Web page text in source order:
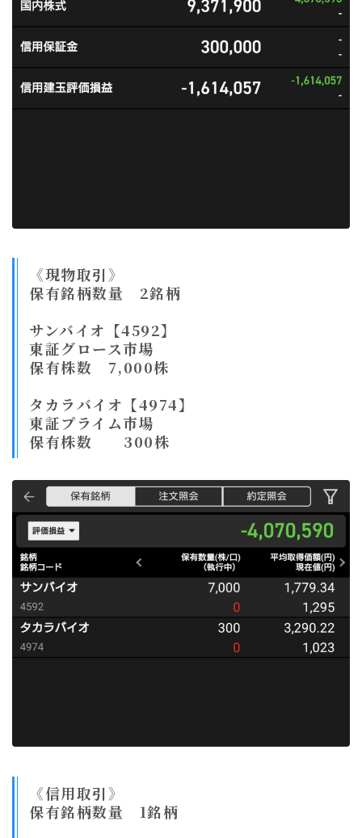
《現物取引》
保有銘柄数量 2銘柄
サンバイオ【4592】
東証グロース市場
保有株数 7,000株
タカラバイオ【4974】
東証プライム市場
保有株数 300株
《信用取引》
保有銘柄数量 1銘柄